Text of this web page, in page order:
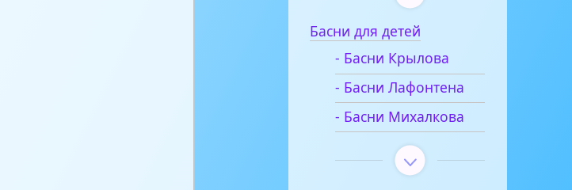
Басни для детей
- Басни Крылова
- Басни Лафонтена
- Басни Михалкова